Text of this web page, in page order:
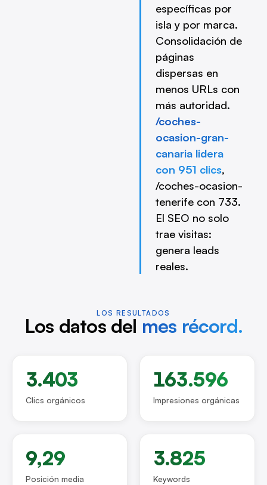
específicas por
isla y por marca.
Consolidación de
páginas
dispersas en
menos URLs con
más autoridad.
/coches-
ocasion-gran-
canaria lidera
con 951 clics,
/coches-ocasion-
tenerife con 733.
El SEO no solo
trae visitas:
genera leads
reales.
LOS RESULTADOS
Los datos del mes récord.
3.403
Clics orgánicos
163.596
Impresiones orgánicas
9,29
Posición media
3.825
Keywords